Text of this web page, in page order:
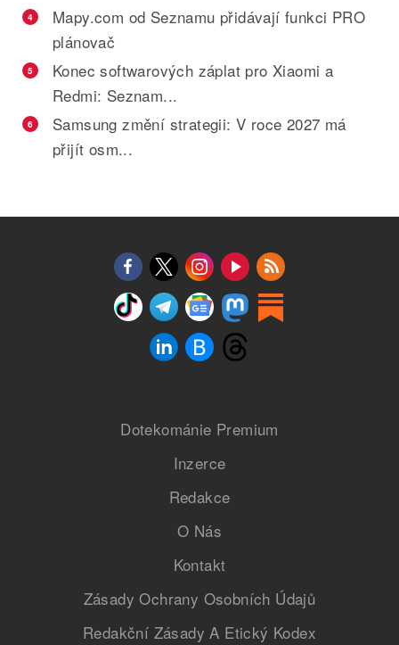
4
Mapy.com od Seznamu přidávají funkci PRO
plánovač
5
Konec softwarových záplat pro Xiaomi a
Redmi: Seznam...
6
Samsung změní strategii: V roce 2027 má
přijít osm...
Dotekománie Premium
Inzerce
Redakce
O Nás
Kontakt
Zásady Ochrany Osobních Údajů
Redakční Zásady A Etický Kodex